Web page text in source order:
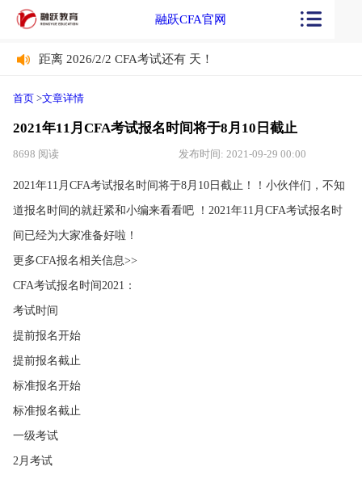
融跃CFA官网
距离 2026/2/2 CFA考试还有 天！
首页 >文章详情
2021年11月CFA考试报名时间将于8月10日截止
8698 阅读 发布时间: 2021-09-29 00:00
2021年11月CFA考试报名时间将于8月10日截止！！小伙伴们，不知
道报名时间的就赶紧和小编来看看吧 ！2021年11月CFA考试报名时
间已经为大家准备好啦！
更多CFA报名相关信息>>
CFA考试报名时间2021：
考试时间
提前报名开始
提前报名截止
标准报名开始
标准报名截止
一级考试
2月考试